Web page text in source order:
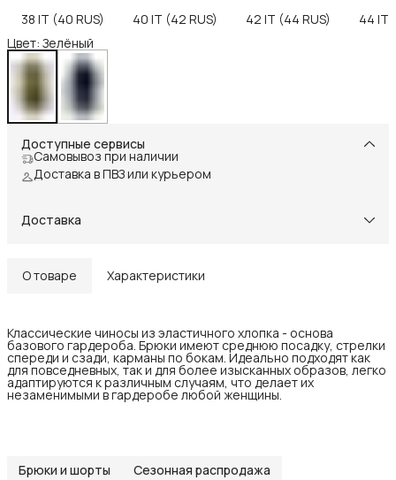
38 IT (40 RUS)
40 IT (42 RUS) 42 IT (44 RUS)
44 IT
Цвет: Зелёный
Доступные сервисы
Самовывоз при наличии
Доставка в ПВЗ или курьером
Доставка
О товаре Характеристики
Классические чиносы из эластичного хлопка - основа
базового гардероба. Брюки имеют среднюю посадку, стрелки
спереди и сзади, карманы по бокам. Идеально подходят как
для повседневных, так и для более изысканных образов, легко
адаптируются к различным случаям, что делает их
незаменимыми в гардеробе любой женщины.
Брюки и шорты Сезонная распродажа